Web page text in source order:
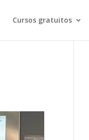
Cursos gratuitos